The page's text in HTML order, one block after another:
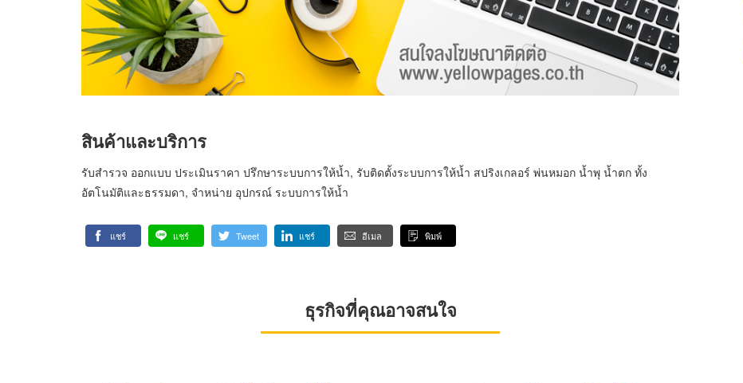
สินค้าและบริการ
รับสำรวจ ออกแบบ ประเมินราคา ปรึกษาระบบการให้น้ำ, รับติดตั้งระบบการให้น้ำ สปริงเกลอร์ พ่นหมอก น้ำพุ น้ำตก ทั้ง
อัตโนมัติและธรรมดา, จำหน่าย อุปกรณ์ ระบบการให้น้ำ
แชร์ แชร์ Tweet แชร์ อีเมล พิมพ์
ธุรกิจที่คุณอาจสนใจ